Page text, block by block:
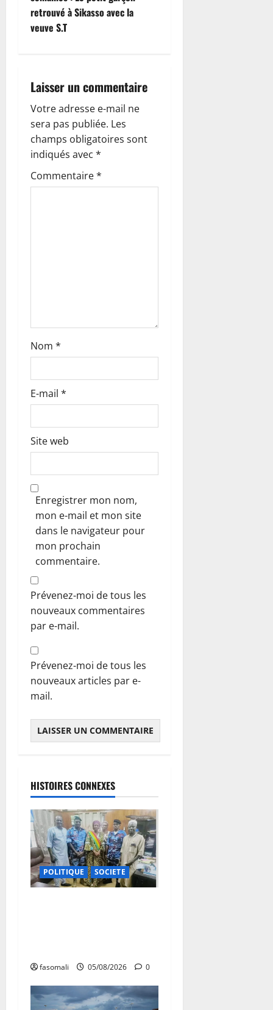
a
i
o
n
d
’
l
e
retrouvé à Sikasso avec la
veuve S.T
Laisser un commentaire
Votre adresse e-mail ne
sera pas publiée. Les
champs obligatoires sont
indiqués avec *
Commentaire*
Nom *
E-mail *
Site web
Enregistrer mon nom,
mon e-mail et mon site
dans le navigateur pour
mon prochain
commentaire.
Prévenez-moi de tous les
nouveaux commentaires
par e-mail.
Prévenez-moi de tous les
nouveaux articles par e-
mail.
HISTOIRES CONNEXES
POLITIQUE SOCIETE
fasomali 05/08/2026 0